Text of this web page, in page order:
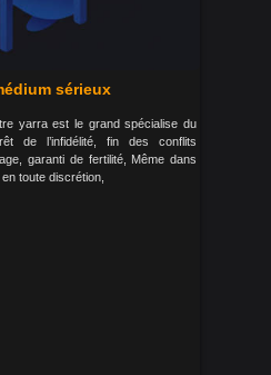
sérieux
yarra est le grand spécialise du
de l’infidélité, fin des conflits
garanti de fertilité, Même dans
toute discrétion,